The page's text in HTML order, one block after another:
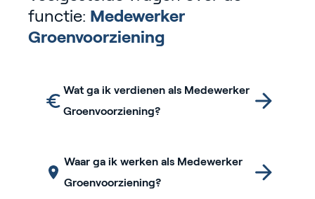
functie: Medewerker
Groenvoorziening
Wat ga ik verdienen als Medewerker
Groenvoorziening?
Waar ga ik werken als Medewerker
Groenvoorziening?